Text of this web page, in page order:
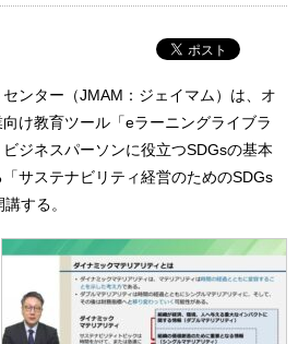
ンター（JMAM：ジェイマム）は、オ
け教育ツール「eラーニングライブラ
ジネスパーソンに役立つSDGsの基本
サステナビリティ経営のためのSDGs
する。